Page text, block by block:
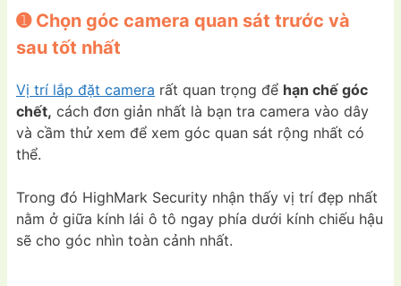
➊ Chọn góc camera quan sát trước và
sau tốt nhất
Vị trí lắp đặt camera rất quan trọng để hạn chế góc
chết, cách đơn giản nhất là bạn tra camera vào dây
và cầm thử xem để xem góc quan sát rộng nhất có
thể.
Trong đó HighMark Security nhận thấy vị trí đẹp nhất
nằm ở giữa kính lái ô tô ngay phía dưới kính chiếu hậu
sẽ cho góc nhìn toàn cảnh nhất.